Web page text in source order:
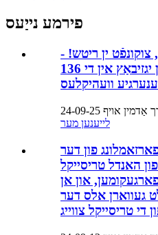
פירמע נייַעס
צוקונפֿט ין ריטש! -
פאָרויסיקע ווייַזונג פון יגזיבאַץ אין די 136th
אַדמין אויף 24-09-25
לייענען מער
פון דער
האנדל טריסייקל
פארגעקומען, און אן
געווארן אלס דער